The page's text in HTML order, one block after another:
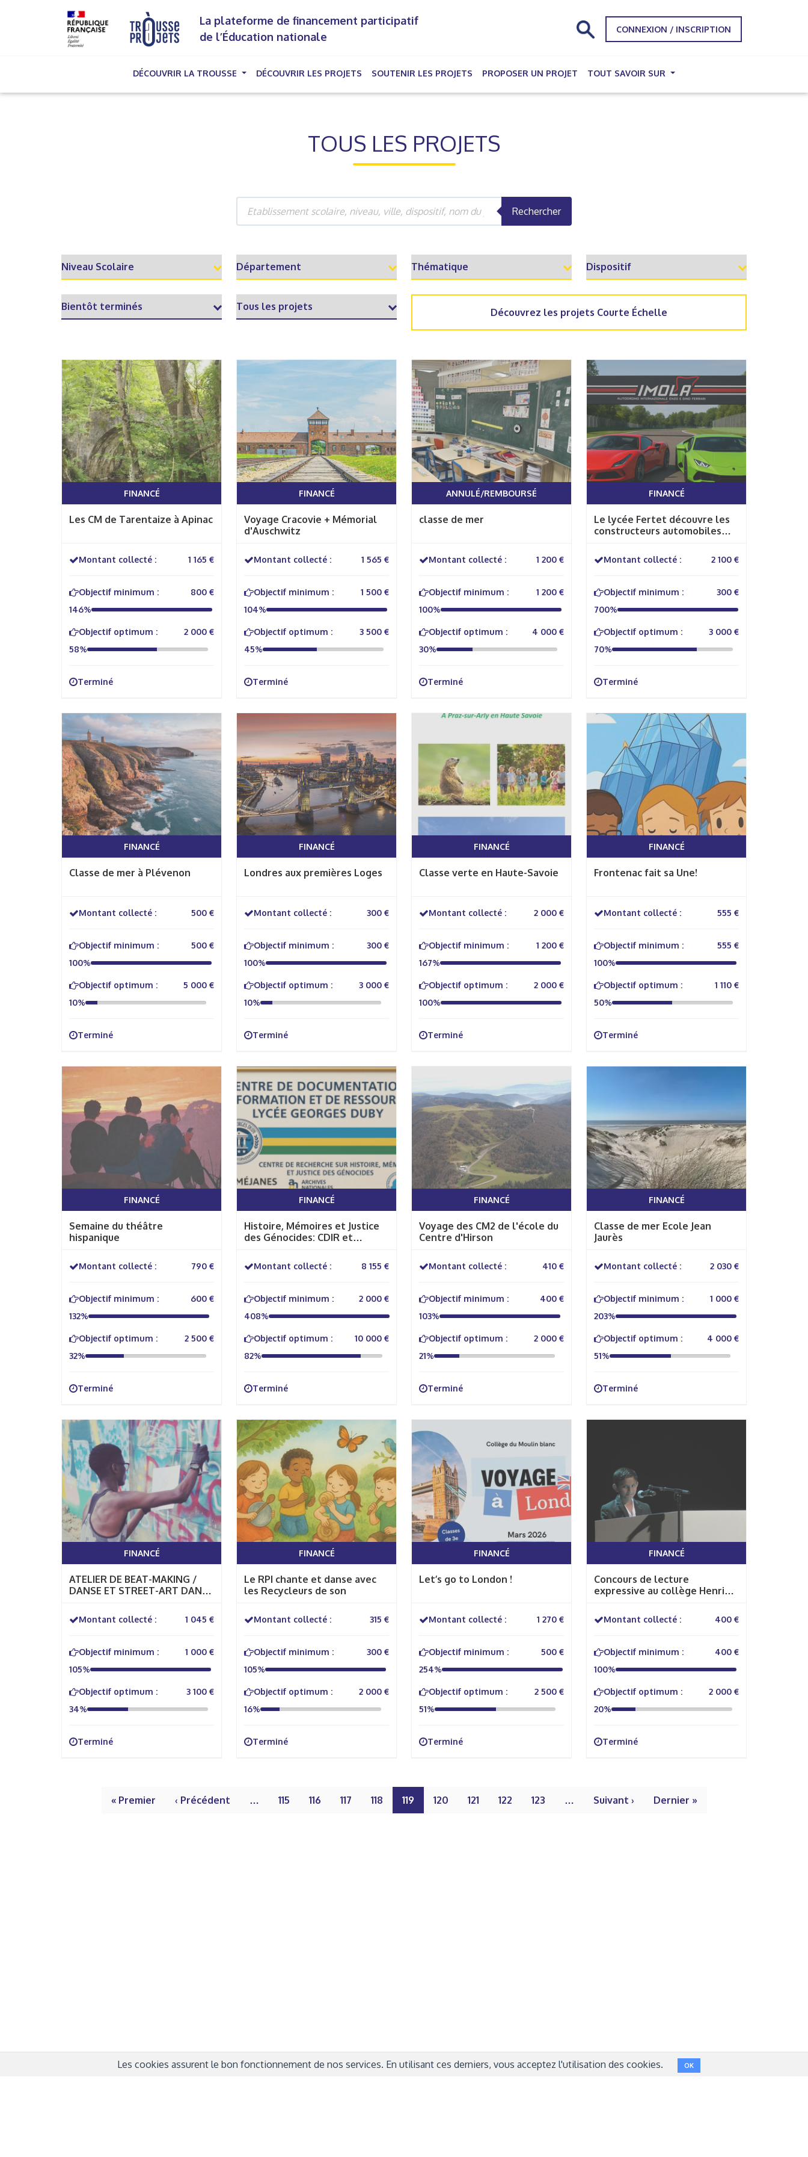
La plateforme de financement participatif
de l’Éducation nationale
CONNEXION / INSCRIPTION
DÉCOUVRIR LA TROUSSE DÉCOUVRIR LES PROJETS SOUTENIR LES PROJETS PROPOSER UN PROJET TOUT SAVOIR SUR
TOUS LES PROJETS
Rechercher
Découvrez les projets Courte Échelle
FINANCÉ
Les CM de Tarentaize à Apinac
Montant collecté : 1 165 €
Objectif minimum :
800 €
146%
Objectif optimum :
2 000 €
58%
Terminé
FINANCÉ
Voyage Cracovie + Mémorial
d'Auschwitz
Montant collecté : 1 565 €
Objectif minimum :
1 500 €
104%
Objectif optimum :
3 500 €
45%
Terminé
ANNULÉ/REMBOURSÉ
classe de mer
Montant collecté : 1 200 €
Objectif minimum :
1 200 €
100%
Objectif optimum :
4 000 €
30%
Terminé
FINANCÉ
Le lycée Fertet découvre les
constructeurs automobiles
Montant collecté : 2 100 €
Objectif minimum :
300 €
700%
Objectif optimum :
3 000 €
70%
Terminé
FINANCÉ
Classe de mer à Plévenon
Montant collecté : 500 €
Objectif minimum :
500 €
100%
Objectif optimum :
5 000 €
10%
Terminé
FINANCÉ
Londres aux premières Loges
Montant collecté : 300 €
Objectif minimum :
300 €
100%
Objectif optimum :
3 000 €
10%
Terminé
FINANCÉ
Classe verte en Haute-Savoie
Montant collecté : 2 000 €
Objectif minimum :
1 200 €
167%
Objectif optimum :
2 000 €
100%
Terminé
FINANCÉ
Frontenac fait sa Une!
Montant collecté : 555 €
Objectif minimum :
555 €
100%
Objectif optimum :
1 110 €
50%
Terminé
FINANCÉ
Semaine du théâtre
hispanique
Montant collecté : 790 €
Objectif minimum :
600 €
132%
Objectif optimum :
2 500 €
32%
Terminé
FINANCÉ
Histoire, Mémoires et Justice
des Génocides: CDIR et
Montant collecté : 8 155 €
Objectif minimum :
2 000 €
408%
Objectif optimum :
10 000 €
82%
Terminé
FINANCÉ
Voyage des CM2 de l'école du
Centre d'Hirson
Montant collecté : 410 €
Objectif minimum :
400 €
103%
Objectif optimum :
2 000 €
21%
Terminé
FINANCÉ
Classe de mer Ecole Jean
Jaurès
Montant collecté : 2 030 €
Objectif minimum :
1 000 €
203%
Objectif optimum :
4 000 €
51%
Terminé
FINANCÉ
ATELIER DE BEAT-MAKING /
DANSE ET STREET-ART DANS
Montant collecté : 1 045 €
Objectif minimum :
1 000 €
105%
Objectif optimum :
3 100 €
34%
Terminé
FINANCÉ
Le RPI chante et danse avec
les Recycleurs de son
Montant collecté : 315 €
Objectif minimum :
300 €
105%
Objectif optimum :
2 000 €
16%
Terminé
FINANCÉ
Let’s go to London !
Montant collecté : 1 270 €
Objectif minimum :
500 €
254%
Objectif optimum :
2 500 €
51%
Terminé
FINANCÉ
Concours de lecture
expressive au collège Henri
Montant collecté : 400 €
Objectif minimum :
400 €
100%
Objectif optimum :
2 000 €
20%
Terminé
« Premier ‹ Précédent … 115 116 117 118 119 120 121 122 123 … Suivant › Dernier »
© 2024 Copyright Trousse à Projets | Powered by Capsens |
Les cookies assurent le bon fonctionnement de nos services. En utilisant ces derniers, vous acceptez l'utilisation des cookies. OK